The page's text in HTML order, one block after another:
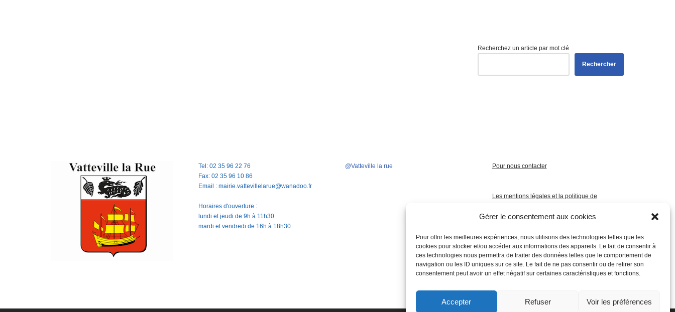
Gérer le consentement aux cookies
Pour offrir les meilleures expériences, nous utilisons des technologies telles que les
cookies pour stocker et/ou accéder aux informations des appareils. Le fait de consentir à
ces technologies nous permettra de traiter des données telles que le comportement de
navigation ou les ID uniques sur ce site. Le fait de ne pas consentir ou de retirer son
consentement peut avoir un effet négatif sur certaines caractéristiques et fonctions.
Accepter Refuser Voir les préférences
Recherchez un article par mot clé
Rechercher
Tel: 02 35 96 22 76
Fax: 02 35 96 10 86
Email : mairie.vattevillelarue@wanadoo.fr
Horaires d'ouverture :
lundi et jeudi de 9h à 11h30
mardi et vendredi de 16h à 18h30
@Vatteville la rue Pour nous contacter
Les mentions légales et la politique de